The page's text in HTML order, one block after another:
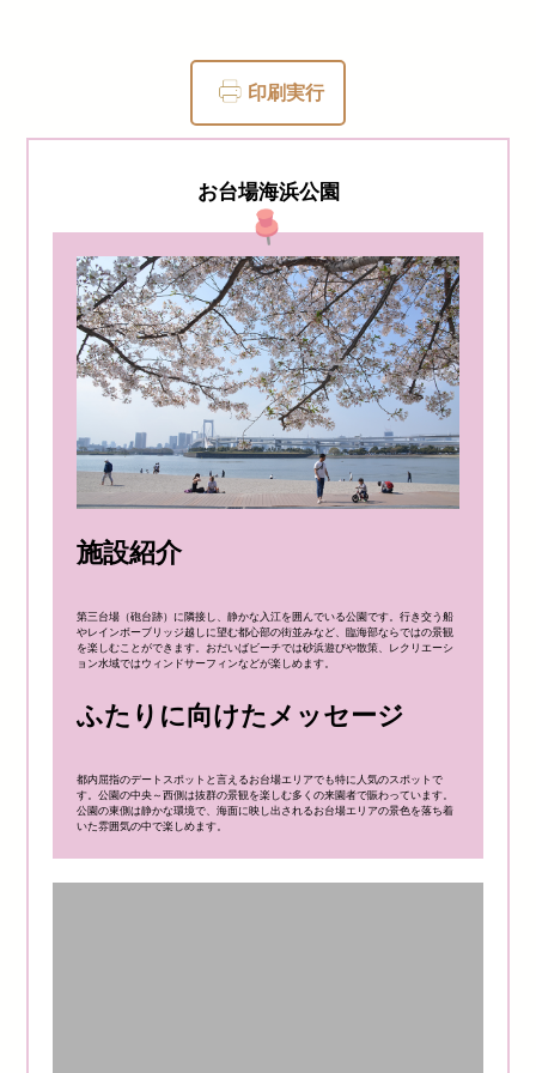
印刷実行
お台場海浜公園
施設紹介
第三台場（砲台跡）に隣接し、静かな入江を囲んでいる公園です。行き交う船
やレインボーブリッジ越しに望む都心部の街並みなど、臨海部ならではの景観
を楽しむことができます。おだいばビーチでは砂浜遊びや散策、レクリエーシ
ョン水域ではウィンドサーフィンなどが楽しめます。
ふたりに向けたメッセージ
都内屈指のデートスポットと言えるお台場エリアでも特に人気のスポットで
す。公園の中央～西側は抜群の景観を楽しむ多くの来園者で賑わっています。
公園の東側は静かな環境で、海面に映し出されるお台場エリアの景色を落ち着
いた雰囲気の中で楽しめます。